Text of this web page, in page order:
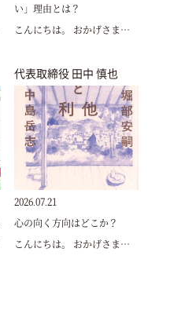
い」理由とは？
こんにちは。 おかげさま…
代表取締役 田中 慎也
2026.07.21
心の向く方向はどこか？
こんにちは。 おかげさま…